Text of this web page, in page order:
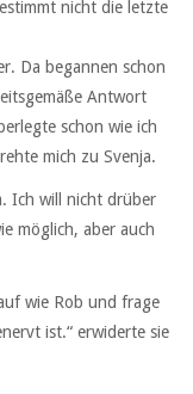
nicht die letzte
Da begannen schon
Antwort
schon wie ich
mich zu Svenja.
Ich will nicht drüber
möglich, aber auch
wie Rob und frage
ist.“ erwiderte sie